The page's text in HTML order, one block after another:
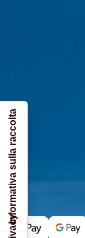
Informativa sulla raccolta